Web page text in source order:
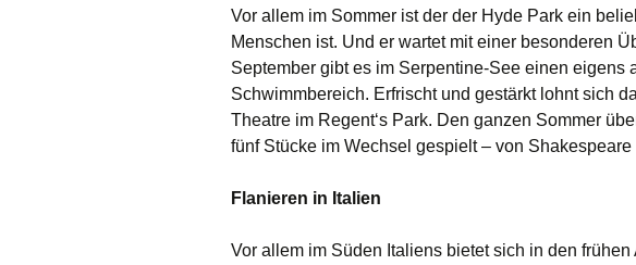
Vor allem im Sommer ist der der Hyde Park ein
Menschen ist. Und er wartet mit einer besonderen
September gibt es im Serpentine-See einen eigens
Schwimmbereich. Erfrischt und gestärkt lohnt sich
Theatre im Regent‘s Park. Den ganzen Sommer
fünf Stücke im Wechsel gespielt – von Shakespeare
Flanieren in Italien
Vor allem im Süden Italiens bietet sich in den